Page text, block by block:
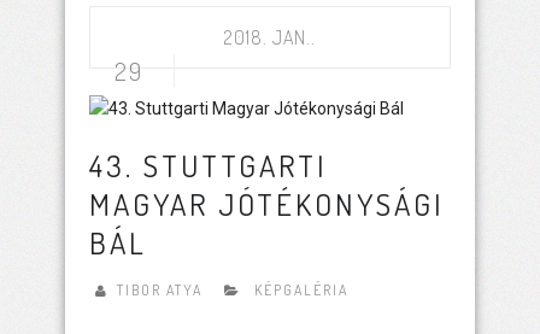
2018. JAN..
29
43. STUTTGARTI
MAGYAR JÓTÉKONYSÁGI
BÁL
TIBOR ATYA KÉPGALÉRIA